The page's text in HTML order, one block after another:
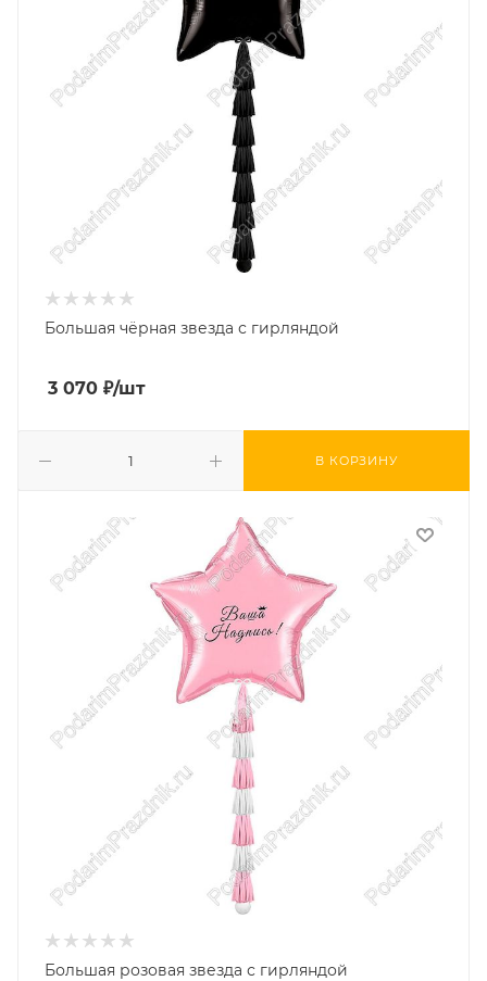
Большая чёрная звезда с гирляндой
3 070 ₽/шт
В КОРЗИНУ
Большая розовая звезда с гирляндой